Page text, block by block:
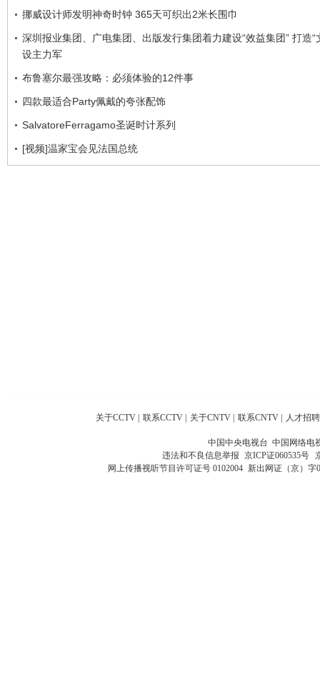
挪威设计师发明神奇时钟 365天可织出2米长围巾
深圳报业集团、广电集团、出版发行集团着力建设“效益集团” 打造“
设主力军
布鲁塞尔最强攻略：必须体验的12件事
四款最适合Party佩戴的夸张配饰
SalvatoreFerragamo圣诞时计系列
[视频]温家宝会见法国总统
关于CCTV 联系CCTV 关于CNTV 联系CNTV 人才招聘
中国中央电视台 中国网络电
违法和不良信息举报 京ICP证060535号
网上传播视听节目许可证号 0102004 新出网证（京）